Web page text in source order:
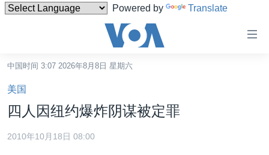
Powered by Translate
碍
链
接
转
中国
中国时间 3:07 2026年8月8日 星期六
美国
四人因纽约爆炸阴谋被定罪
2010年10月18日 08:00